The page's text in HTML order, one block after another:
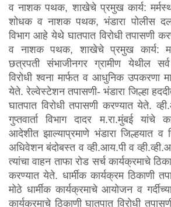
चक्षु - संशयित
अवांछित व्यावसायिक
तक्रार करा
तुमच्या नावावरील
जाणून घ्या
हरवलेला / चोरलेला
करण्याची विनंती
व नाशक पथक, शाखेचे प्रमुख कार्य:
शोधक व नाशक पथक, भंडारा पोलीस
विभाग आहे येथे घातपात विरोधी तपासणी
व नाशक पथक, शाखेचे प्रमुख कार्य:
छत्रपती संभाजीनगर ग्रामीण येथील सर्व
विरोधी श्वना मार्फत व आधुनिक उपकरणा
येते. रेल्वेस्टेशन तपासणी- भंडारा जिल्हा
घातपात विरोधी तपासणी करण्यात येते.
गुप्तवार्ता विभाग दादर म.रा.मुंबई यांचे
आदेशीत झाल्याप्रमाणे भंडारा जिल्हयात व
अधिवेशन बंदोबस्त व व्ही.आय.पी व
त्यांचा वाहन ताफा रोड सर्च कार्यक्रमाचे
करण्यात येते. धार्मीक कार्यक्रम ठिकाणी
मोठे धार्मीक कार्यक्रमाचे आयोजन व
कार्यक्रमाचे ठिकाणी घातपात विरोधी